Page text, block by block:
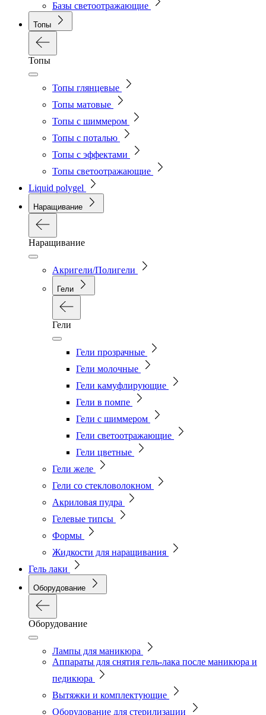
Базы светоотражающие
Топы
Топы
Топы глянцевые
Топы матовые
Топы с шиммером
Топы с поталью
Топы с эффектами
Топы светоотражающие
Liquid polygel
Наращивание
Наращивание
Акригели/Полигели
Гели
Гели
Гели прозрачные
Гели молочные
Гели камуфлирующие
Гели в помпе
Гели с шиммером
Гели светоотражающие
Гели цветные
Гели желе
Гели со стекловолокном
Акриловая пудра
Гелевые типсы
Формы
Жидкости для наращивания
Гель лаки
Оборудование
Оборудование
Лампы для маникюра
Аппараты для снятия гель-лака после маникюра и
педикюра
Вытяжки и комплектующие
Оборудование для стерилизации